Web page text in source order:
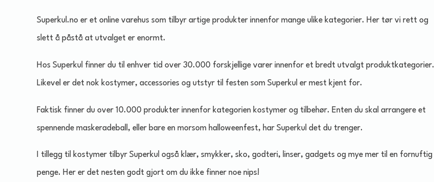
Superkul.no er et online varehus som tilbyr artige produkter innenfor mange ulike kategorier. Her tør vi rett og
slett å påstå at utvalget er enormt.
Hos Superkul finner du til enhver tid over 30.000 forskjellige varer innenfor et bredt utvalgt produktkategorier.
Likevel er det nok kostymer, accessories og utstyr til festen som Superkul er mest kjent for.
Faktisk finner du over 10.000 produkter innenfor kategorien kostymer og tilbehør. Enten du skal arrangere et
spennende maskeradeball, eller bare en morsom halloweenfest, har Superkul det du trenger.
I tillegg til kostymer tilbyr Superkul også klær, smykker, sko, godteri, linser, gadgets og mye mer til en fornuftig
penge. Her er det nesten godt gjort om du ikke finner noe nips!